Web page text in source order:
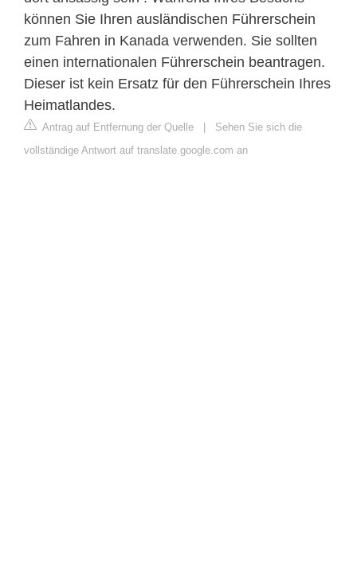
können Sie Ihren ausländischen Führerschein
zum Fahren in Kanada verwenden. Sie sollten
einen internationalen Führerschein beantragen.
Dieser ist kein Ersatz für den Führerschein Ihres
Heimatlandes.
Antrag auf Entfernung der Quelle | Sehen Sie sich die
vollständige Antwort auf translate.google.com an